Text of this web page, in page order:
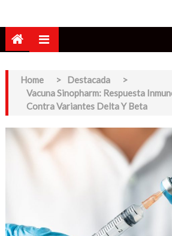
Home > Destacada
>
Vacuna Sinopharm: Respuesta
Contra Variantes Delta Y Beta